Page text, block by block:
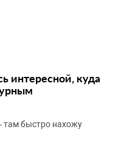
интересной, куда
там быстро нахожу